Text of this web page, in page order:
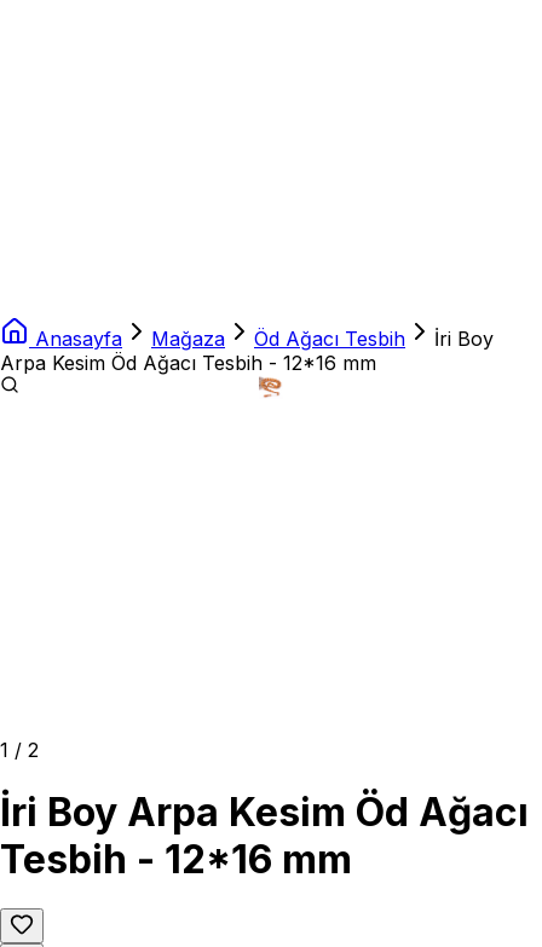
Anasayfa Mağaza Öd Ağacı Tesbih
İri Boy
Arpa Kesim Öd Ağacı Tesbih - 12*16 mm
1 / 2
İri Boy Arpa Kesim Öd Ağacı
Tesbih - 12*16 mm